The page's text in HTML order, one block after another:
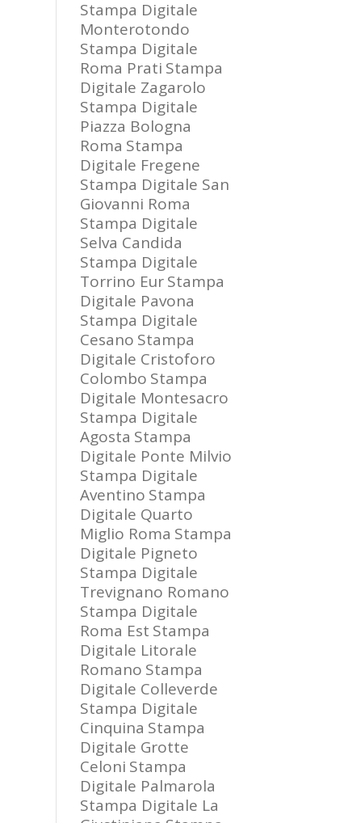
Stampa Digitale
Monterotondo
Stampa Digitale
Roma Prati Stampa
Digitale Zagarolo
Stampa Digitale
Piazza Bologna
Roma Stampa
Digitale Fregene
Stampa Digitale San
Giovanni Roma
Stampa Digitale
Selva Candida
Stampa Digitale
Torrino EurStampa
Digitale Pavona
Stampa Digitale
Cesano Stampa
Digitale Cristoforo
Colombo Stampa
Digitale Montesacro
Stampa Digitale
Agosta Stampa
Digitale Ponte Milvio
Stampa Digitale
Aventino Stampa
Digitale Quarto
Miglio Roma Stampa
Digitale Pigneto
Stampa Digitale
Trevignano Romano
Stampa Digitale
Roma Est Stampa
Digitale Litorale
Romano Stampa
Digitale Colleverde
Stampa Digitale
Cinquina Stampa
Digitale Grotte
Celoni Stampa
Digitale Palmarola
Stampa Digitale La